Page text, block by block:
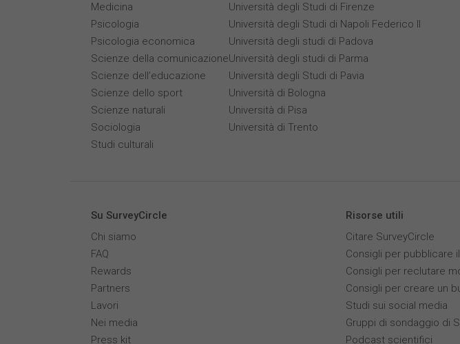
Medicina
Psicologia
Psicologia economica
Scienze della comunicazione
Scienze dell’educazione
Scienze dello sport
Scienze naturali
Sociologia
Studi culturali
Università degli Studi di Firenze
Università degli Studi di Napoli Federico II
Università degli studi di Padova
Università degli studi di Parma
Università degli Studi di Pavia
Università di Bologna
Università di Pisa
Università di Trento
Su SurveyCircle
Chi siamo
FAQ
Rewards
Partners
Lavori
Nei media
Press kit
Risorse utili
Citare SurveyCircle
Consigli per pubblicare
Consigli per reclutare
Consigli per creare un
Studi sui social media
Gruppi di sondaggio di
Podcast scientifici